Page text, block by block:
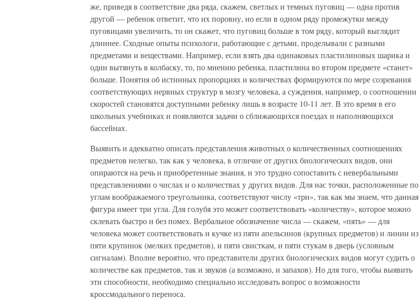
же, приведя в соответствие два ряда, скажем, светлых и темных пуговиц — одна против
другой — ребенок ответит, что их поровну, но если в одном ряду промежутки между
пуговицами увеличить, то он скажет, что пуговиц больше в том ряду, который выглядит
длиннее. Сходные опыты психологи, работающие с детьми, проделывали с разными
предметами и веществами. Например, если взять два одинаковых пластилиновых шарика и
один вытянуть в колбаску, то, по мнению ребенка, пластилина во втором предмете «станет»
больше. Понятия об истинных пропорциях и количествах формируются по мере созревания
соответствующих нервных структур в мозгу человека, а суждения, например, о соотношении
скоростей становятся доступными ребенку лишь в возрасте 10-11 лет. В это время в его
школьных учебниках и появляются задачи о сближающихся поездах и наполняющихся
бассейнах.
Выявить и адекватно описать представления животных о количественных соотношениях
предметов нелегко, так как у человека, в отличие от других биологических видов, они
опираются на речь и приобретенные знания, и это трудно сопоставить с невербальными
представлениями о числах и о количествах у других видов. Для нас точки, расположенные по
углам воображаемого треугольника, соответствуют числу «три», так как мы знаем, что данная
фигура имеет три угла. Для голубя это может соответствовать «количеству», которое можно
склевать быстро и без помех. Вербальное обозначение числа — скажем, «пять» — для
человека может соответствовать и кучке из пяти апельсинов (крупных предметов) и линии из
пяти крупинок (мелких предметов), и пяти свисткам, и пяти стукам в дверь (условным
сигналам). Вполне вероятно, что представители других биологических видов могут судить о
количестве как предметов, так и звуков (а возможно, и запахов). Но для того, чтобы выявить
эти способности, необходимо специально исследовать вопрос о возможности
кроссмодального переноса.